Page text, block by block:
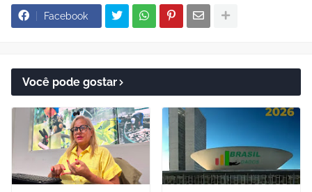
Facebook
Você pode gostar